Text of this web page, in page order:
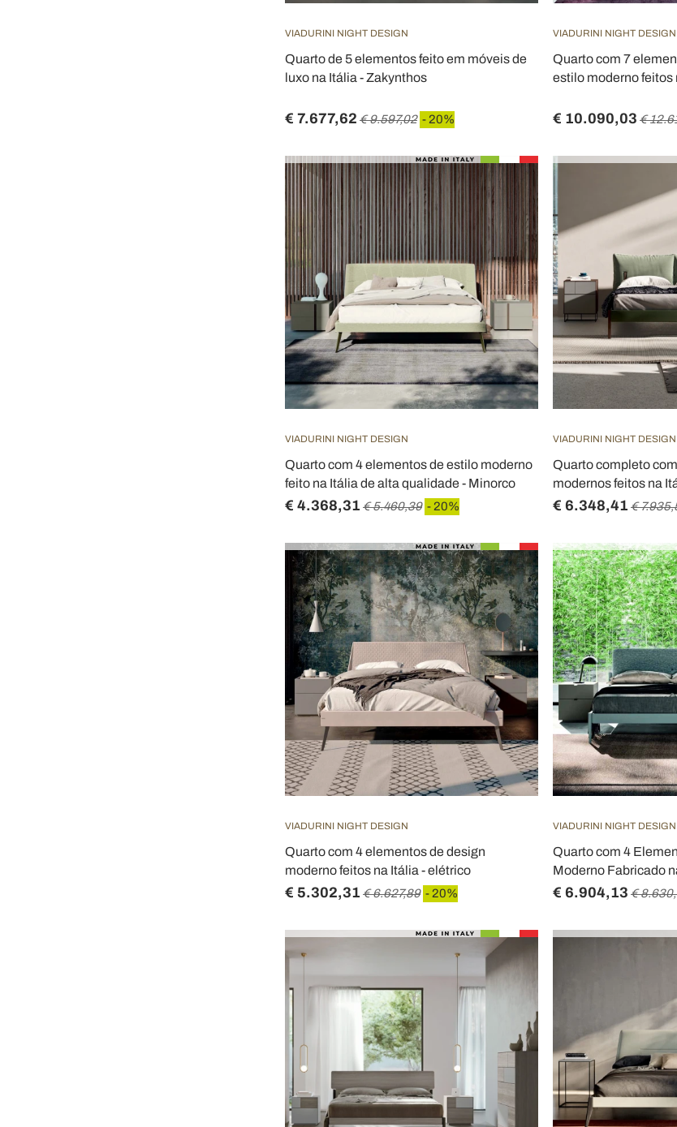
VIADURINI NIGHT DESIGN
Quarto de 5 elementos feito em móveis de
luxo na Itália - Zakynthos
€ 7.677,62 € 9.597,02 - 20%
VIADURINI NIGHT DESIGN
Quarto com 7
estilo moderno feitos
€ 10.090,03 €
VIADURINI NIGHT DESIGN
Quarto com 4 elementos de estilo moderno
feito na Itália de alta qualidade - Minorco
€ 4.368,31 € 5.460,39 - 20%
VIADURINI NIGHT DESIGN
Quarto completo
modernos feitos na
€ 6.348,41 €
VIADURINI NIGHT DESIGN
Quarto com 4 elementos de design
moderno feitos na Itália - elétrico
€ 5.302,31 € 6.627,89 - 20%
VIADURINI NIGHT DESIGN
Quarto com 4
Moderno Fabricado
€ 6.904,13 €